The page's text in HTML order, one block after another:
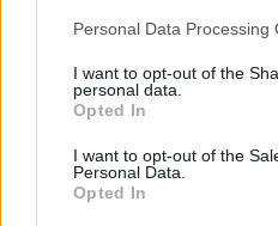
Please note that this website/
not limited to your visit or
grant or deny consent to
use your data for below
consent section.
Personal Data Processing
I want to opt-out of the
personal data.
Opted In
I want to opt-out of the
Personal Data.
Opted In
Ricevi le
daGoogle